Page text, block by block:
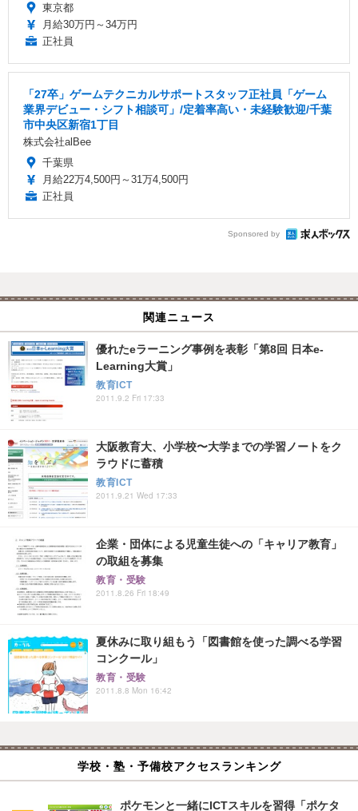
東京都
月給30万円～34万円
正社員
「27卒」ゲームテクニカルサポートスタッフ正社員「ゲーム
業界デビュー・シフト相談可」/定着率高い・未経験歓迎/千葉
市中央区新宿1丁目
株式会社alBee
千葉県
月給22万4,500円～31万4,500円
正社員
Sponsored by
関連ニュース
優れたeラーニング事例を表彰「第8回 日本e-
Learning大賞」
教育ICT
2011.9.2 Fri 17:33
大阪教育大、小学校〜大学までの学習ノートをク
ラウドに蓄積
教育ICT
2011.9.21 Wed 17:33
企業・団体による児童生徒への「キャリア教育」
の取組を募集
教育・受験
2011.8.26 Fri 18:49
夏休みに取り組もう「図書館を使った調べる学習
コンクール」
教育・受験
2011.8.8 Mon 16:42
学校・塾・予備校アクセスランキング
ポケモンと一緒にICTスキルを習得「ポケタ